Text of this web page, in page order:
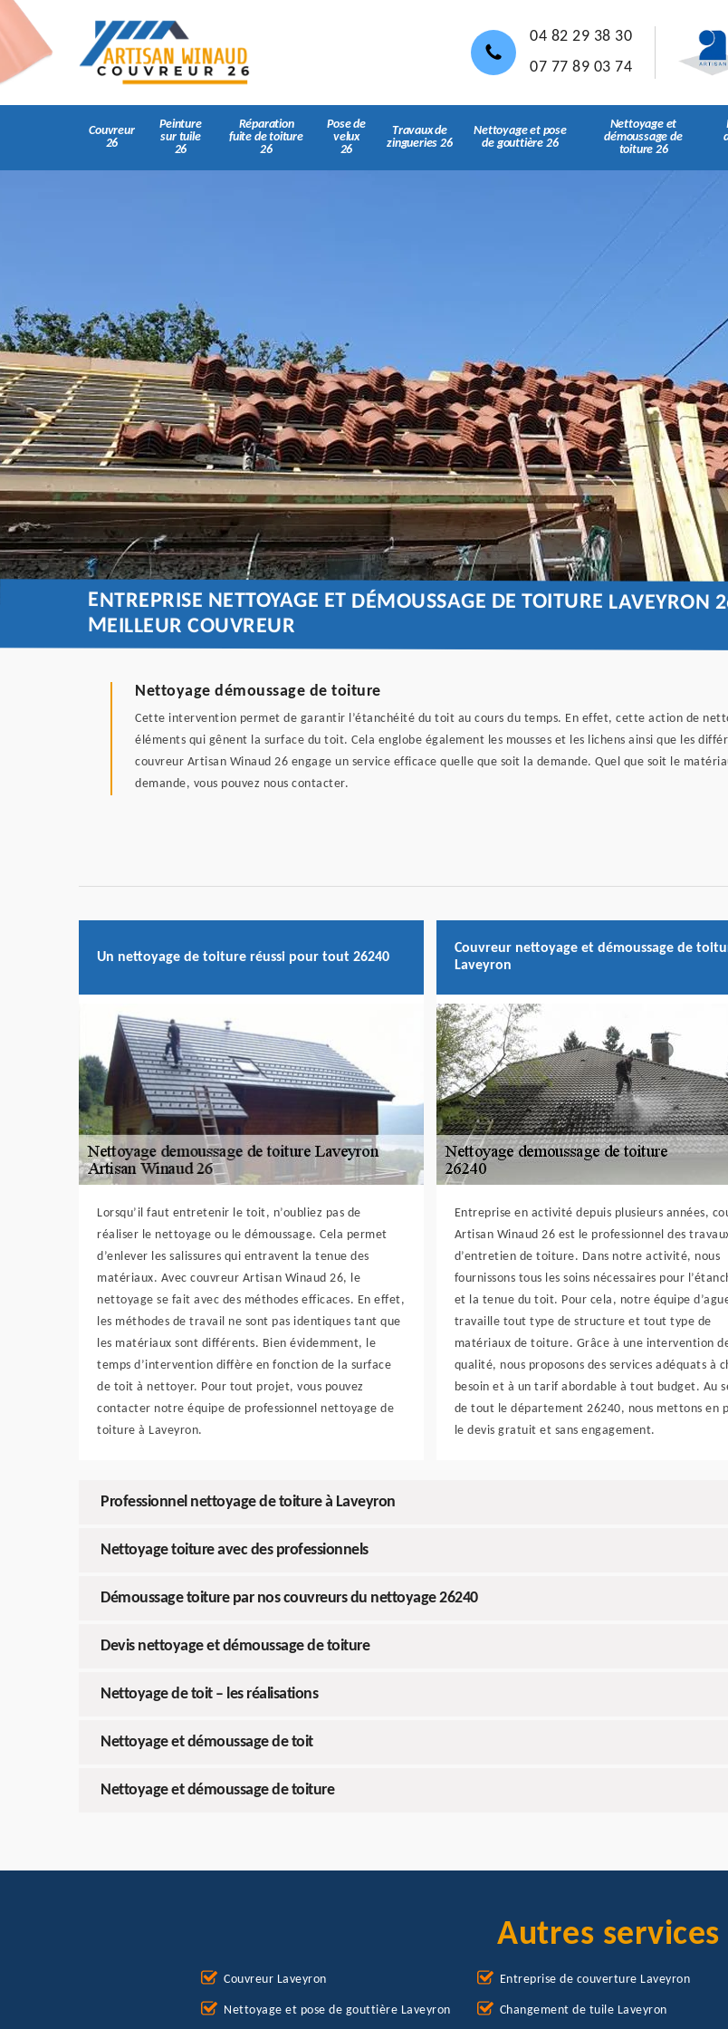
04 82 29 38 30
07 77 89 03 74
Couvreur
26
Peinture
sur tuile
26
Réparation
fuite de toiture
26
Pose de
velux
26
Travaux de
zingueries 26
Nettoyage et pose
de gouttière 26
Nettoyage et
démoussage de
toiture 26
ENTREPRISE NETTOYAGE ET DÉMOUSSAGE DE TOITURE LAVEYRON
MEILLEUR COUVREUR
Nettoyage démoussage de toiture
Cette intervention permet de garantir l’étanchéité du toit au cours du temps. En effet, cette action de
éléments qui gênent la surface du toit. Cela englobe également les mousses et les lichens ainsi que les
couvreur Artisan Winaud 26 engage un service efficace quelle que soit la demande. Quel que soit le
demande, vous pouvez nous contacter.
Un nettoyage de toiture réussi pour tout 26240
Lorsqu’il faut entretenir le toit, n’oubliez pas de
réaliser le nettoyage ou le démoussage. Cela permet
d’enlever les salissures qui entravent la tenue des
matériaux. Avec couvreur Artisan Winaud 26, le
nettoyage se fait avec des méthodes efficaces. En effet,
les méthodes de travail ne sont pas identiques tant que
les matériaux sont différents. Bien évidemment, le
temps d’intervention diffère en fonction de la surface
de toit à nettoyer. Pour tout projet, vous pouvez
contacter notre équipe de professionnel nettoyage de
toiture à Laveyron.
Couvreur nettoyage et démoussage de
Laveyron
Entreprise en activité depuis plusieurs années,
Artisan Winaud 26 est le professionnel des
d’entretien de toiture. Dans notre activité, nous
fournissons tous les soins nécessaires pour
et la tenue du toit. Pour cela, notre équipe
travaille tout type de structure et tout type de
matériaux de toiture. Grâce à une intervention
qualité, nous proposons des services adéquats à
besoin et à un tarif abordable à tout budget. Au
de tout le département 26240, nous mettons en
le devis gratuit et sans engagement.
Professionnel nettoyage de toiture à Laveyron
Nettoyage toiture avec des professionnels
Démoussage toiture par nos couvreurs du nettoyage 26240
Devis nettoyage et démoussage de toiture
Nettoyage de toit – les réalisations
Nettoyage et démoussage de toit
Nettoyage et démoussage de toiture
Autres services
Couvreur Laveyron
Nettoyage et pose de gouttière Laveyron
Entreprise de couverture Laveyron
Changement de tuile Laveyron